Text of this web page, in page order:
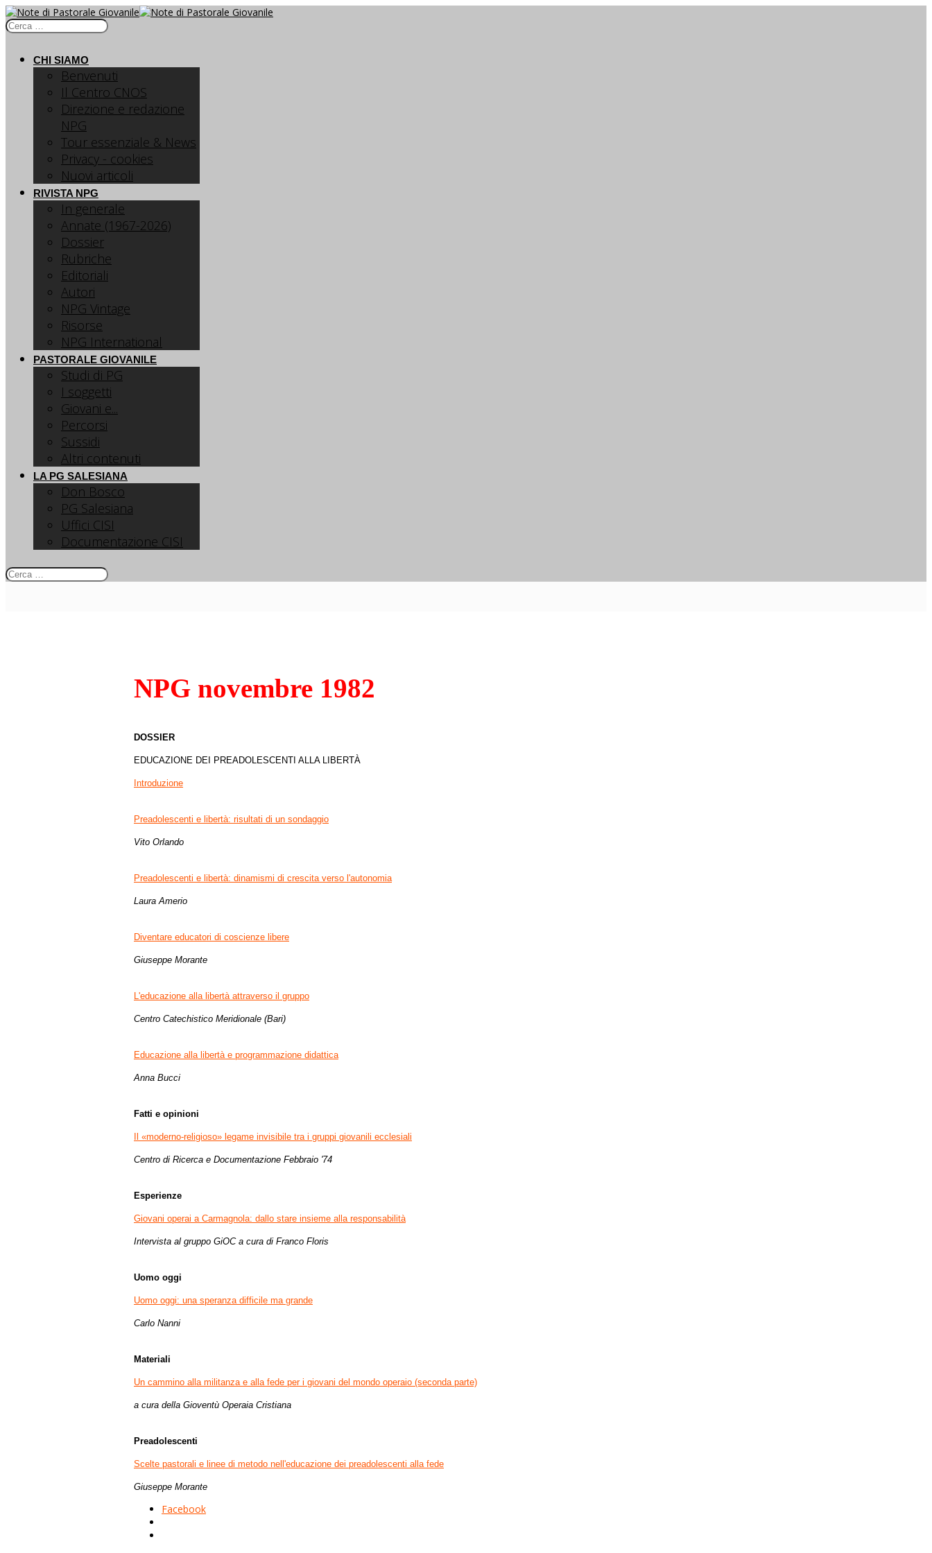
CHI SIAMO
Benvenuti
Il Centro CNOS
Direzione e redazione
NPG
Tour essenziale & News
Privacy - cookies
Nuovi articoli
RIVISTA NPG
In generale
Annate (1967-2026)
Dossier
Rubriche
Editoriali
Autori
NPG Vintage
Risorse
NPG International
PASTORALE GIOVANILE
Studi di PG
I soggetti
Giovani e...
Percorsi
Sussidi
Altri contenuti
LA PG SALESIANA
Don Bosco
PG Salesiana
Uffici CISI
Documentazione CISI
NPG novembre 1982
DOSSIER
EDUCAZIONE DEI PREADOLESCENTI ALLA LIBERTÀ
Introduzione
Preadolescenti e libertà: risultati di un sondaggio
Vito Orlando
Preadolescenti e libertà: dinamismi di crescita verso l'autonomia
Laura Amerio
Diventare educatori di coscienze libere
Giuseppe Morante
L'educazione alla libertà attraverso il gruppo
Centro Catechistico Meridionale (Bari)
Educazione alla libertà e programmazione didattica
Anna Bucci
Fatti e opinioni
Il «moderno-religioso» legame invisibile tra i gruppi giovanili ecclesiali
Centro di Ricerca e Documentazione Febbraio '74
Esperienze
Giovani operai a Carmagnola: dallo stare insieme alla responsabilità
Intervista al gruppo GiOC a cura di Franco Floris
Uomo oggi
Uomo oggi: una speranza difficile ma grande
Carlo Nanni
Materiali
Un cammino alla militanza e alla fede per i giovani del mondo operaio (seconda parte)
a cura della Gioventù Operaia Cristiana
Preadolescenti
Scelte pastorali e linee di metodo nell'educazione dei preadolescenti alla fede
Giuseppe Morante
Facebook